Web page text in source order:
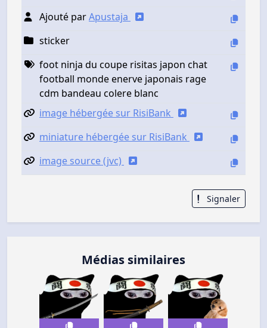
Ajouté parApustaja
sticker
foot ninja du coupe risitas japon chat
football monde enerve japonais rage
cdm bandeau colere blanc
image hébergée sur RisiBank
miniature hébergée sur RisiBank
image source (jvc)
Signaler
Médias similaires